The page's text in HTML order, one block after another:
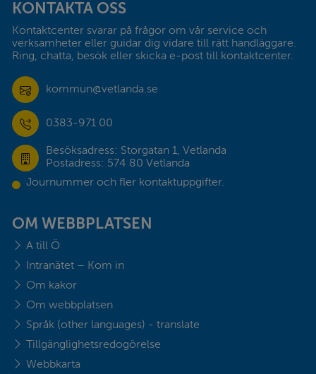
KONTAKTA OSS
Kontaktcenter svarar på frågor om vår service och
verksamheter eller guidar dig vidare till rätt handläggare.
Ring, chatta, besök eller skicka e-post till kontaktcenter.
kommun@vetlanda.se
0383-971 00
Besöksadress: Storgatan 1, Vetlanda
Postadress: 574 80 Vetlanda
Journummer och fler kontaktuppgifter.
OM WEBBPLATSEN
A till Ö
Intranätet – Kom in
Om kakor
Om webbplatsen
Språk (other languages) - translate
Tillgänglighetsredogörelse
Webbkarta